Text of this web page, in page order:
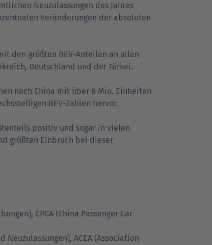
Neuzulassungen des Jahres
Veränderungen der absoluten
den größten BEV-Anteilen an allen
Deutschland und der Türkei.
nach China mit über 6 Mio. Einheiten
BEV-Zahlen hervor.
positiv und sogar in vielen
größten Einbruch bei dieser
CPCA (China Passenger Car
ACEA (Association